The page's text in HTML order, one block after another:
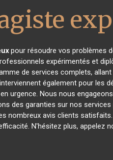
pour résoudre vos problèmes
expérimentés et
de services complets,
interviennent également pour les
urgence. Nous nous
des garanties sur nos
nombreux avis clients
N'hésitez plus, appelez